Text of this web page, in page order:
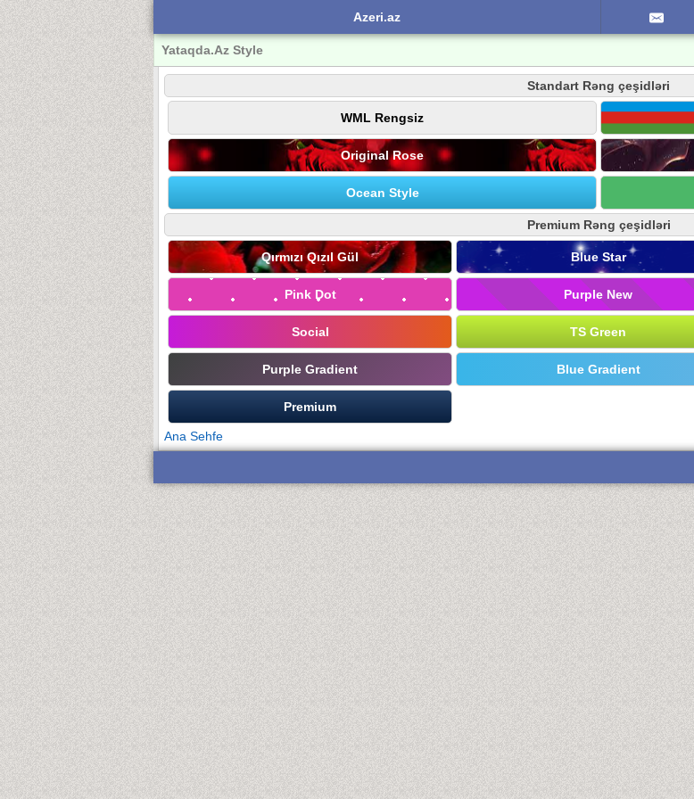
Azeri.az
Yataqda.Az Style
Standart Rəng çeşidləri
WML Rengsiz
Original Rose
Ocean Style
Premium Rəng çeşidləri
Qırmızı Qızıl Gül Blue Star
Pink Dot Purple New
Social TS Green
Purple Gradient Blue Gradient
Premium
Ana Sehfe